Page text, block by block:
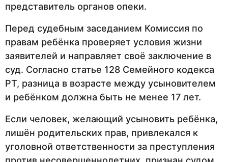
представитель органов опеки.
Перед судебным заседанием Комиссия по
правам ребёнка проверяет условия жизни
заявителей и направляет своё заключение в
суд. Согласно статье 128 Семейного кодекса
РТ, разница в возрасте между усыновителем
и ребёнком должна быть не менее 17 лет.
Если человек, желающий усыновить ребёнка,
лишён родительских прав, привлекался к
уголовной ответственности за преступления